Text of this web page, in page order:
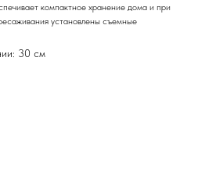
компактное хранение дома и при
установлены съемные
30 см